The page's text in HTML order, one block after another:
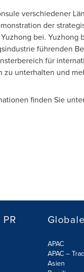
verschiedener
der
bei. Yuzhong
führenden
für
zu unterhalten und
finden Sie
APAC
APAC –
Asien